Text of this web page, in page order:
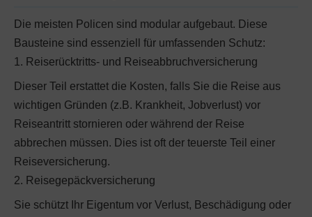
Die meisten Policen sind modular aufgebaut. Diese
Bausteine sind essenziell für umfassenden Schutz:
1. Reiserücktritts- und Reiseabbruchversicherung
Dieser Teil erstattet die Kosten, falls Sie die Reise aus
wichtigen Gründen (z.B. Krankheit, Jobverlust) vor
Reiseantritt stornieren oder während der Reise
abbrechen müssen. Dies ist oft der teuerste Teil einer
Reiseversicherung.
2. Reisegepäckversicherung
Sie schützt Ihr Eigentum vor Verlust, Beschädigung oder